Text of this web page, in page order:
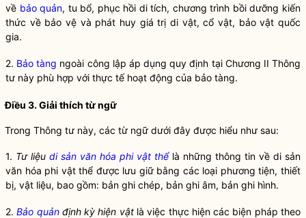
về bảo quản, tu bổ, phục hồi di tích, chương trình bồi dưỡng kiến
thức về bảo vệ và phát huy giá trị di vật,cổ vật, bảo vật quốc
gia.
2. Bảo tàng ngoài công lập áp dụng quy định tại Chương II Thông
tư này phù hợp với thực tế hoạt động của bảo tàng.
Điều 3. Giải thích từ ngữ
Trong Thông tư này, các từ ngữ dưới đây được hiểu như sau:
1. Tư liệu di sản văn hóa phi vật thể là những thông tin về di sản
văn hóa phi vật thể được lưu giữ bằng các loại phương tiện, thiết
bị, vật liệu, bao gồm: bản ghi chép, bản ghi âm, bản ghi hình.
2.Bảo quảnđịnh kỳ hiện vật là việc thực hiện các biện pháp theo